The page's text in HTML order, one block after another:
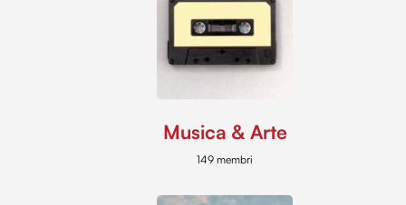
Musica & Arte
149 membri